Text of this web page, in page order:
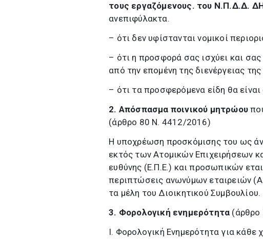
τους εργαζόμενους. του Ν.Π.Δ.Δ.
ανεπιφύλακτα.
– ότι δεν υφίστανται νομικοί
– ότι η προσφορά σας ισχύει και
από την επομένη της διενέργειας
– ότι τα προσφερόμενα είδη θα
2. Απόσπασμα ποινικού μητρώου
(άρθρο 80 Ν. 4412/2016)
Η υποχρέωση προσκόμισης του ως
εκτός των Ατομικών Επιχειρήσεων
ευθύνης (Ε.Π.Ε.) και προσωπικών
περιπτώσεις ανωνύμων εταιρειών
τα μέλη του Διοικητικού Συμβουλίου.
3. Φορολογική ενημερότητα
I. Φορολογική Ενημερότητα για κάθε